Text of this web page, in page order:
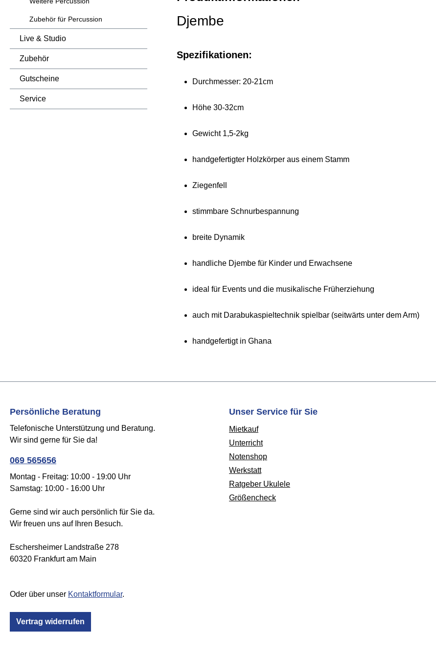
Zubehör für Percussion
Live & Studio
Zubehör
Gutscheine
Service
Djembe
Spezifikationen:
Durchmesser: 20-21cm
Höhe 30-32cm
Gewicht 1,5-2kg
handgefertigter Holzkörper aus einem Stamm
Ziegenfell
stimmbare Schnurbespannung
breite Dynamik
handliche Djembe für Kinder und Erwachsene
ideal für Events und die musikalische Früherziehung
auch mit Darabukaspieltechnik spielbar (seitwärts unter dem Arm)
handgefertigt in Ghana
Persönliche Beratung
Telefonische Unterstützung und Beratung.
Wir sind gerne für Sie da!
069 565656
Montag - Freitag: 10:00 - 19:00 Uhr
Samstag: 10:00 - 16:00 Uhr
Gerne sind wir auch persönlich für Sie da.
Wir freuen uns auf Ihren Besuch.
Eschersheimer Landstraße 278
60320 Frankfurt am Main
Oder über unser Kontaktformular.
Vertrag widerrufen
Unser Service für Sie
Mietkauf
Unterricht
Notenshop
Werkstatt
Ratgeber Ukulele
Größencheck